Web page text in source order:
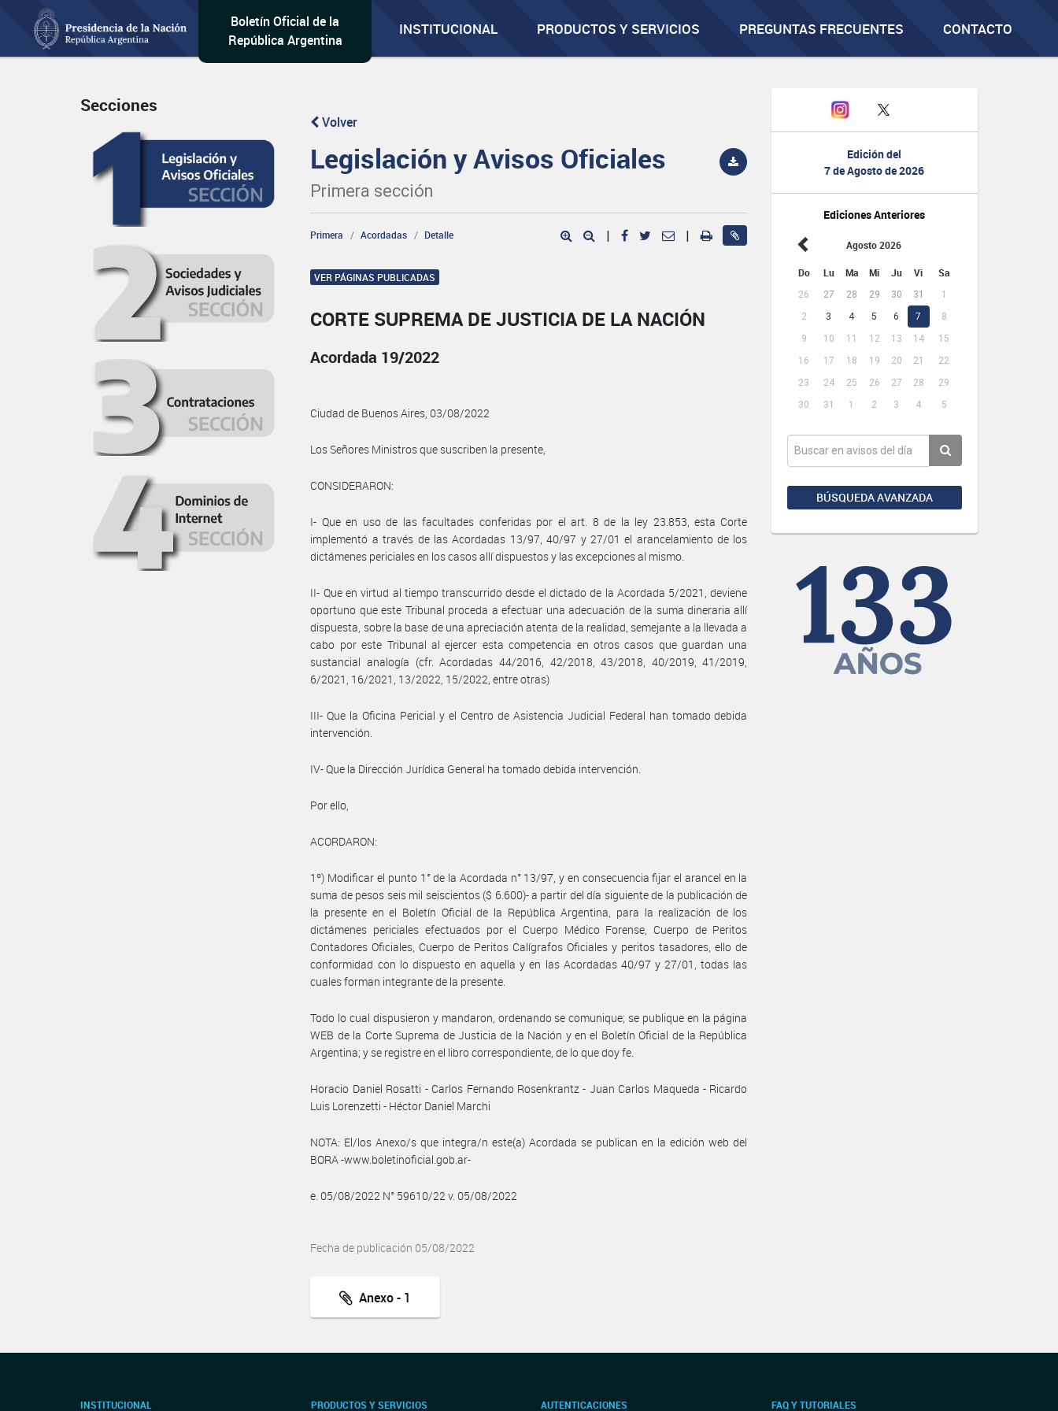
Boletín Oficial de la
República Argentina
INSTITUCIONAL PRODUCTOS Y SERVICIOS PREGUNTAS FRECUENTES CONTACTO
Edición del
7 de Agosto de 2026
Ediciones Anteriores
Agosto 2026
Do Lu Ma Mi Ju Vi Sa
26 27 28 29 30 31
1
2
3 4 5 6 7
8
9
10 11 12 13 14
15
16
17 18 19 20 21
22
23
24 25 26 27 28
29
30
31 1 2 3 4 5
BÚSQUEDA AVANZADA
Secciones
Volver
Legislación y Avisos Oficiales
Primera sección
Primera Acordadas Detalle | |
VER PÁGINAS PUBLICADAS
CORTE SUPREMA DE JUSTICIA DE LA NACIÓN
Acordada 19/2022
Ciudad de Buenos Aires, 03/08/2022
Los Señores Ministros que suscriben la presente,
CONSIDERARON:
I- Que en uso de las facultades conferidas por el art. 8 de la ley 23.853, esta Corte
implementó a través de las Acordadas 13/97, 40/97 y 27/01 el arancelamiento de los
dictámenes periciales en los casos allí dispuestos y las excepciones al mismo.
II- Que en virtud al tiempo transcurrido desde el dictado de la Acordada 5/2021, deviene
oportuno que este Tribunal proceda a efectuar una adecuación de la suma dineraria allí
dispuesta, sobre la base de una apreciación atenta de la realidad, semejante a la llevada a
cabo por este Tribunal al ejercer esta competencia en otros casos que guardan una
sustancial analogía (cfr. Acordadas 44/2016, 42/2018, 43/2018, 40/2019, 41/2019,
6/2021, 16/2021, 13/2022, 15/2022, entre otras)
III- Que la Oficina Pericial y el Centro de Asistencia Judicial Federal han tomado debida
intervención.
IV- Que la Dirección Jurídica General ha tomado debida intervención.
Por ello,
ACORDARON:
1º) Modificar el punto 1° de la Acordada n° 13/97, y en consecuencia fijar el arancel en la
suma de pesos seis mil seiscientos ($ 6.600)- a partir del día siguiente de la publicación de
la presente en el Boletín Oficial de la República Argentina, para la realización de los
dictámenes periciales efectuados por el Cuerpo Médico Forense, Cuerpo de Peritos
Contadores Oficiales, Cuerpo de Peritos Calígrafos Oficiales y peritos tasadores, ello de
conformidad con lo dispuesto en aquella y en las Acordadas 40/97 y 27/01, todas las
cuales forman integrante de la presente.
Todo lo cual dispusieron y mandaron, ordenando se comunique; se publique en la página
WEB de la Corte Suprema de Justicia de la Nación y en el Boletín Oficial de la República
Argentina; y se registre en el libro correspondiente, de lo que doy fe.
Horacio Daniel Rosatti - Carlos Fernando Rosenkrantz - Juan Carlos Maqueda - Ricardo
Luis Lorenzetti - Héctor Daniel Marchi
NOTA: El/los Anexo/s que integra/n este(a) Acordada se publican en la edición web del
BORA -www.boletinoficial.gob.ar-
e. 05/08/2022 N° 59610/22 v. 05/08/2022
Fecha de publicación 05/08/2022
Anexo - 1
INSTITUCIONAL PRODUCTOS Y SERVICIOS AUTENTICACIONES FAQ Y TUTORIALES